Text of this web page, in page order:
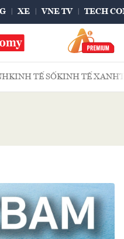
XE VNE TV TECH
KINH TẾ SỐKINH TẾ XANH